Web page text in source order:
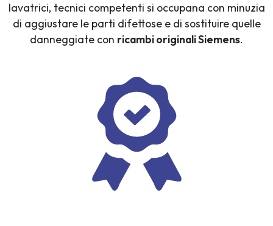
lavatrici, tecnici competenti si occupana con minuzia
di aggiustare le parti difettose e di sostituire quelle
danneggiate con ricambi originali Siemens.